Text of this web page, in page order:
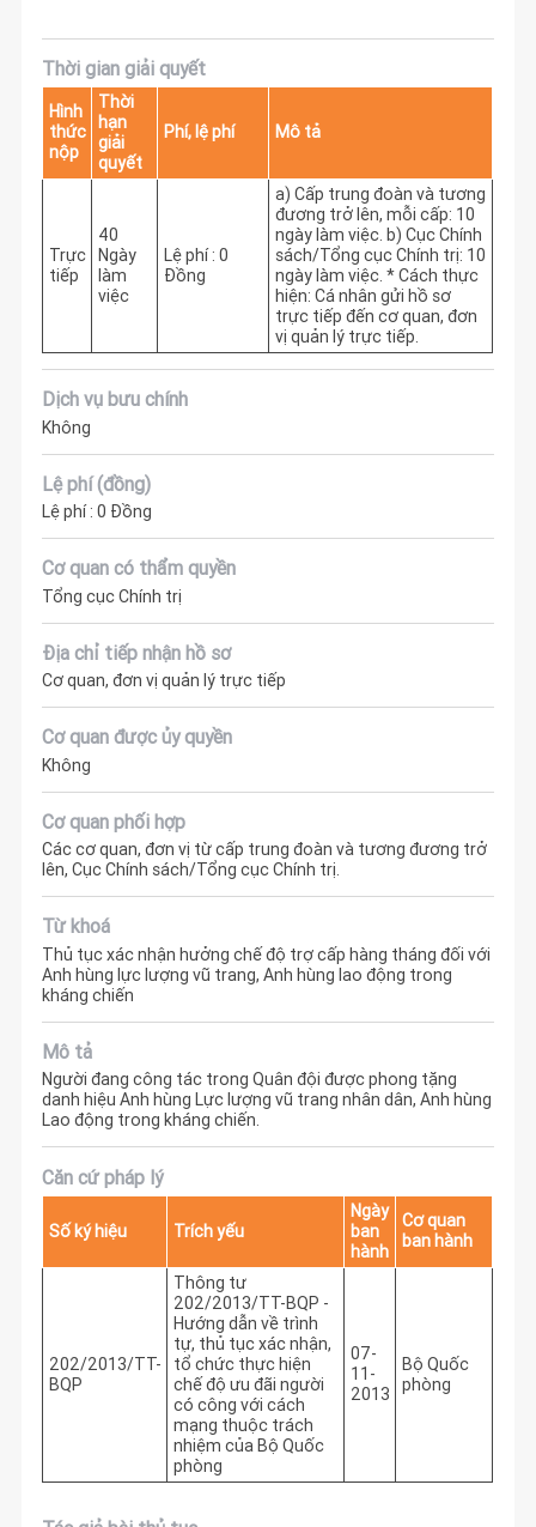
Thời gian giải quyết
Hình
thức
nộp
Thời
hạn
giải
quyết
Phí, lệ phí Mô tả
Trực
tiếp
40
Ngày
làm
việc
Lệ phí : 0
Đồng
a) Cấp trung đoàn và tương
đương trở lên, mỗi cấp: 10
ngày làm việc. b) Cục Chính
sách/Tổng cục Chính trị: 10
ngày làm việc. * Cách thực
hiện: Cá nhân gửi hồ sơ
trực tiếp đến cơ quan, đơn
vị quản lý trực tiếp.
Dịch vụ bưu chính
Không
Lệ phí (đồng)
Lệ phí : 0 Đồng
Cơ quan có thẩm quyền
Tổng cục Chính trị
Địa chỉ tiếp nhận hồ sơ
Cơ quan, đơn vị quản lý trực tiếp
Cơ quan được ủy quyền
Không
Cơ quan phối hợp
Các cơ quan, đơn vị từ cấp trung đoàn và tương đương trở
lên, Cục Chính sách/Tổng cục Chính trị.
Từ khoá
Thủ tục xác nhận hưởng chế độ trợ cấp hàng tháng đối với
Anh hùng lực lượng vũ trang, Anh hùng lao động trong
kháng chiến
Mô tả
Người đang công tác trong Quân đội được phong tặng
danh hiệu Anh hùng Lực lượng vũ trang nhân dân, Anh hùng
Lao động trong kháng chiến.
Căn cứ pháp lý
Số ký hiệu Trích yếu
Ngày
ban
hành
Cơ quan
ban hành
202/2013/TT-
BQP
Thông tư
202/2013/TT-BQP -
Hướng dẫn về trình
tự, thủ tục xác nhận,
tổ chức thực hiện
chế độ ưu đãi người
có công với cách
mạng thuộc trách
nhiệm của Bộ Quốc
phòng
07-
11-
2013
Bộ Quốc
phòng